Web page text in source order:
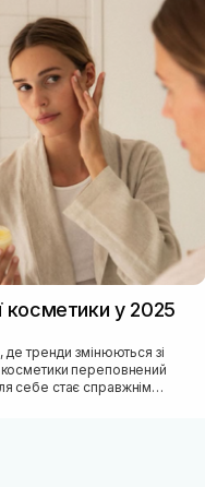
косметики у 2025
косметики переповнений
себе стає справжнім